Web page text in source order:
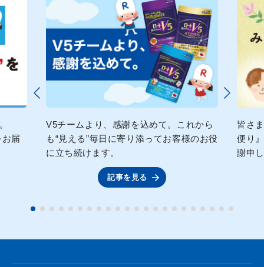
届
V5チームより、感謝を込めて。これから
も“見える”毎日に寄り添ってお客様のお役
に立ち続けます。
記事を見る
皆さ
便り
謝申